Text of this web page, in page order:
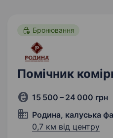
Бронювання
Помічник
15 500 – 24 000 грн
Родина, калуська
0,7 км від центру